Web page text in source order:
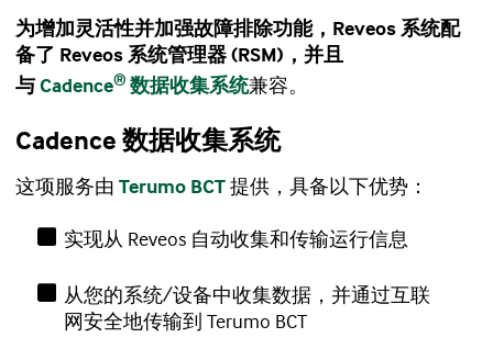
为增加灵活性并加强故障排除功能，Reveos 系统配
备了 Reveos 系统管理器 (RSM)，并且
与Cadence® 数据收集系统兼容。
Cadence 数据收集系统
这项服务由 Terumo BCT提供，具备以下优势：
实现从 Reveos 自动收集和传输运行信息
从您的系统/设备中收集数据，并通过互联
网安全地传输到 Terumo BCT